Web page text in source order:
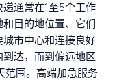
通常在1至5个工作
目的地位置、它们
市中心和连接良好
达，而到偏远地区
范围。高端加急服务